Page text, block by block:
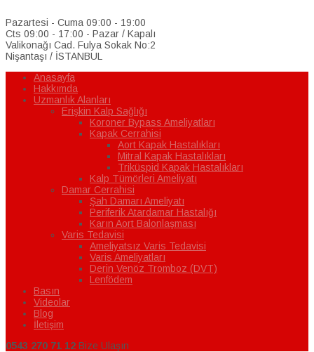
Pazartesi - Cuma 09:00 - 19:00
Cts 09:00 - 17:00 - Pazar / Kapalı
Valikonağı Cad. Fulya Sokak No:2
Nişantaşı / İSTANBUL
Anasayfa
Hakkımda
Uzmanlık Alanları
Erişkin Kalp Sağlığı
Koroner Bypass Ameliyatları
Kapak Cerrahisi
Aort Kapak Hastalıkları
Mitral Kapak Hastalıkları
Triküspid Kapak Hastalıkları
Kalp Tümörleri Ameliyatı
Damar Cerrahisi
Şah Damarı Ameliyatı
Periferik Atardamar Hastalığı
Karın Aort Balonlaşması
Varis Tedavisi
Ameliyatsız Varis Tedavisi
Varis Ameliyatları
Derin Venöz Tromboz (DVT)
Lenfödem
Basın
Videolar
Blog
İletişim
0543 270 71 12 Bize Ulaşın